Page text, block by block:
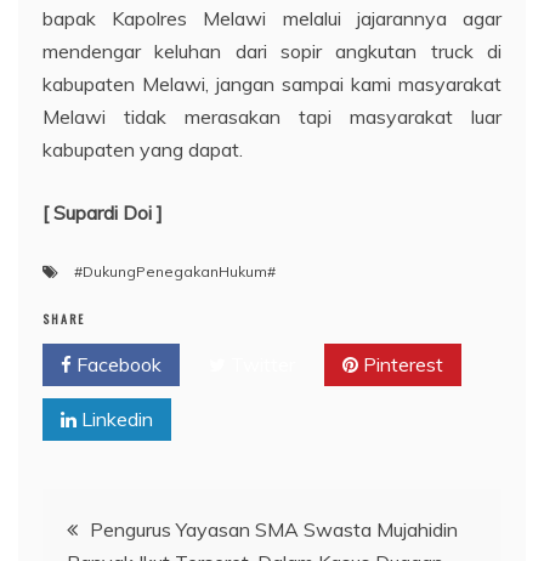
bapak Kapolres Melawi melalui jajarannya agar
mendengar keluhan dari sopir angkutan truck di
kabupaten Melawi, jangan sampai kami masyarakat
Melawi tidak merasakan tapi masyarakat luar
kabupaten yang dapat.
[ Supardi Doi ]
#DukungPenegakanHukum#
SHARE
Facebook Pinterest
Linkedin
Navigasi
Pengurus Yayasan SMA Swasta Mujahidin